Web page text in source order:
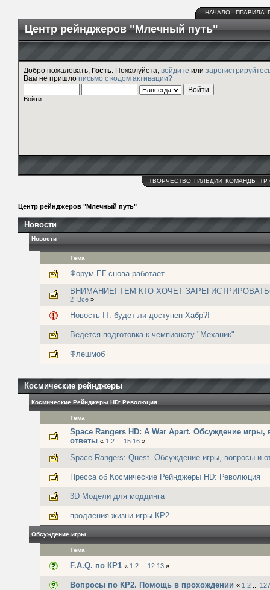
НАЧАЛО ПРАВИЛА
Центр рейнджеров "Млечный путь"
Добро пожаловать, Гость . Пожалуйста, войдите или
Вам не пришло письмо с кодом активации?
Войти
ТВОРЧЕСТВО ГИЛЬДИИ КОМАНДЫ ТР
Центр рейнджеров "Млечный путь"
Новости
Новости
Тема
Форум ЕГ снова работает.
ВНИМАНИЕ! ТЕМ КТО ХОЧЕТ
2 Все »
Новость IT: будет ли доступен Хабр?!
Ведётся подготовка к чемпионату "Механик"
Флешмоб
Космические рейнджеры
Космические Рейнджеры HD: Революция
Тема
Space Rangers HD: A War Apart. Обсуждение игры,
ответы « 1 2 15 16 »
Space Rangers: Quest. Обсуждение игры, вопросы и
Пресса об Космические Рейнджеры HD: Революция
3D Модели для моддинга
продления жизни игры КР2
Обсуждение игры
Тема
F.A.Q. по КР1 « 1 2 12 13 »
Вопросы по КР2. Помощь в прохождении « 1 2 127